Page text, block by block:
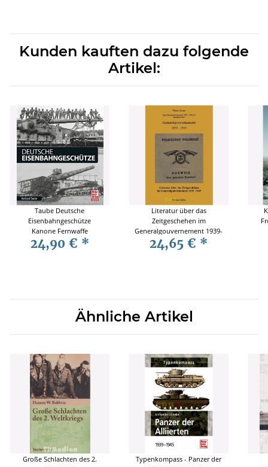
Kunden kauften dazu folgende
Artikel:
Taube Deutsche
Eisenbahngeschütze
Kanone Fernwaffe
Entwicklung Technik Einsatz
Artillerie
24,90 € *
Literatur über das
Zeitgeschehen im
Generalgouvernement 1939-
1945 - Elmar Josten
24,65 € *
Ähnliche Artikel
Große Schlachten des 2.
Typenkompass - Panzer der